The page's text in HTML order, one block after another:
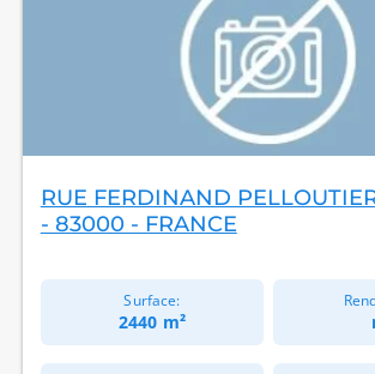
RUE FERDINAND
- 83000 - FRANCE
Surface:
2440 m²